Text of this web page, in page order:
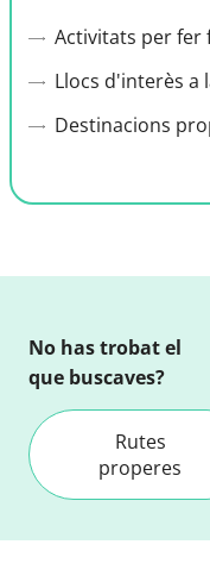
Activitats per fer
Llocs d'interès a
Destinacions
No has trobat el
que buscaves?
Rutes
properes